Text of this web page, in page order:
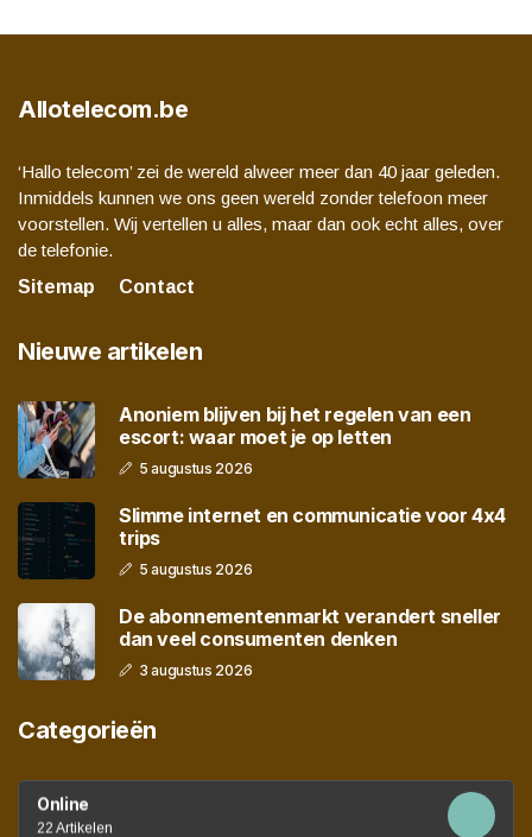
Allotelecom.be
‘Hallo telecom’ zei de wereld alweer meer dan 40 jaar geleden.
Inmiddels kunnen we ons geen wereld zonder telefoon meer
voorstellen. Wij vertellen u alles, maar dan ook echt alles, over
de telefonie.
Sitemap
Contact
Nieuwe artikelen
Anoniem blijven bij het regelen van een
escort: waar moet je op letten
5 augustus 2026
Slimme internet en communicatie voor 4x4
trips
5 augustus 2026
De abonnementenmarkt verandert sneller
dan veel consumenten denken
3 augustus 2026
Categorieën
Online
22 Artikelen